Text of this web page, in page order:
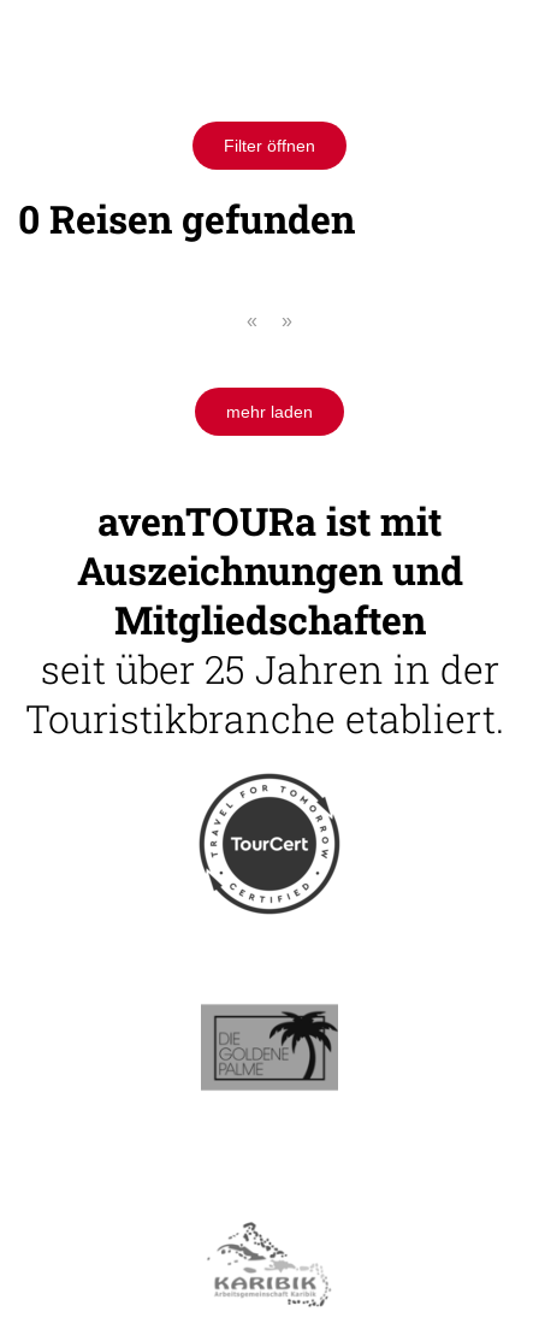
Filter öffnen
0 Reisen gefunden
« »
mehr laden
avenTOURa ist mit
Auszeichnungen und
Mitgliedschaften
seit über 25 Jahren in der
Touristikbranche etabliert.